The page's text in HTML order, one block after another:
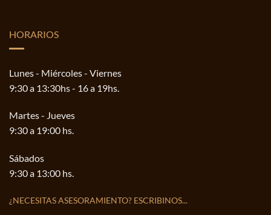
HORARIOS
Lunes - Miércoles - Viernes
9:30 a 13:30hs - 16 a 19hs.
Martes - Jueves
9:30 a 19:00 hs.
Sábados
9:30 a 13:00 hs.
¿NECESITAS ASESORAMIENTO? ESCRIBINOS...